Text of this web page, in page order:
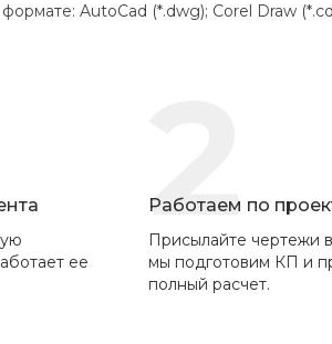
AutoCad (*.dwg); Corel Draw
ее
2
Работаем по
Присылайте чертежи
мы подготовим КП и
полный расчет.